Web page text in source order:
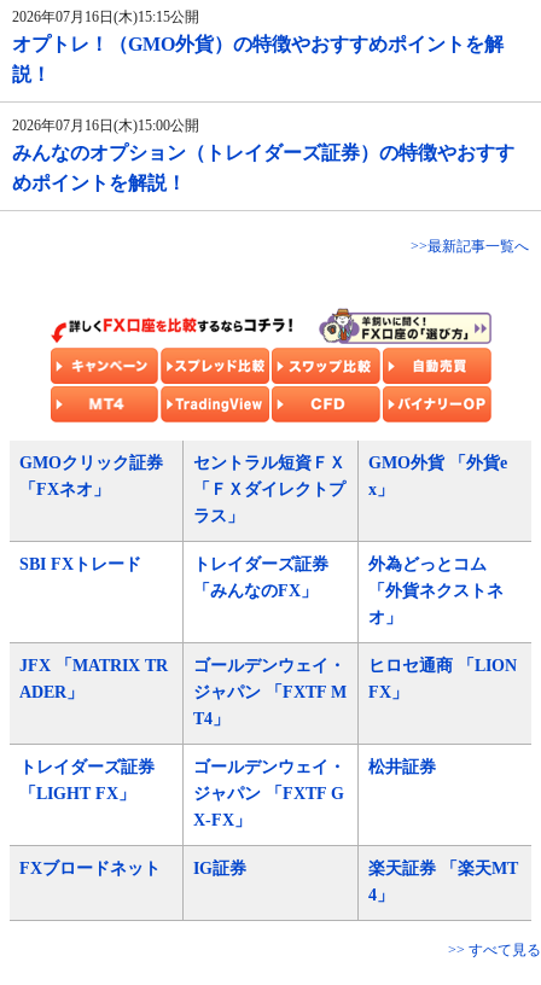
2026年07月16日(木)15:15公開
オプトレ！（GMO外貨）の特徴やおすすめポイントを解
説！
2026年07月16日(木)15:00公開
みんなのオプション（トレイダーズ証券）の特徴やおすす
めポイントを解説！
>>最新記事一覧へ
GMOクリック証券
「FXネオ」
セントラル短資ＦＸ
「ＦＸダイレクトプ
ラス」
GMO外貨 「外貨e
x」
SBI FXトレード
トレイダーズ証券
「みんなのFX」
外為どっとコム
「外貨ネクストネ
オ」
JFX 「MATRIX TR
ADER」
ゴールデンウェイ・
ジャパン 「FXTF M
T4」
ヒロセ通商 「LION
FX」
トレイダーズ証券
「LIGHT FX」
ゴールデンウェイ・
ジャパン 「FXTF G
X-FX」
松井証券
FXブロードネット IG証券
楽天証券 「楽天MT
4」
>> すべて見る